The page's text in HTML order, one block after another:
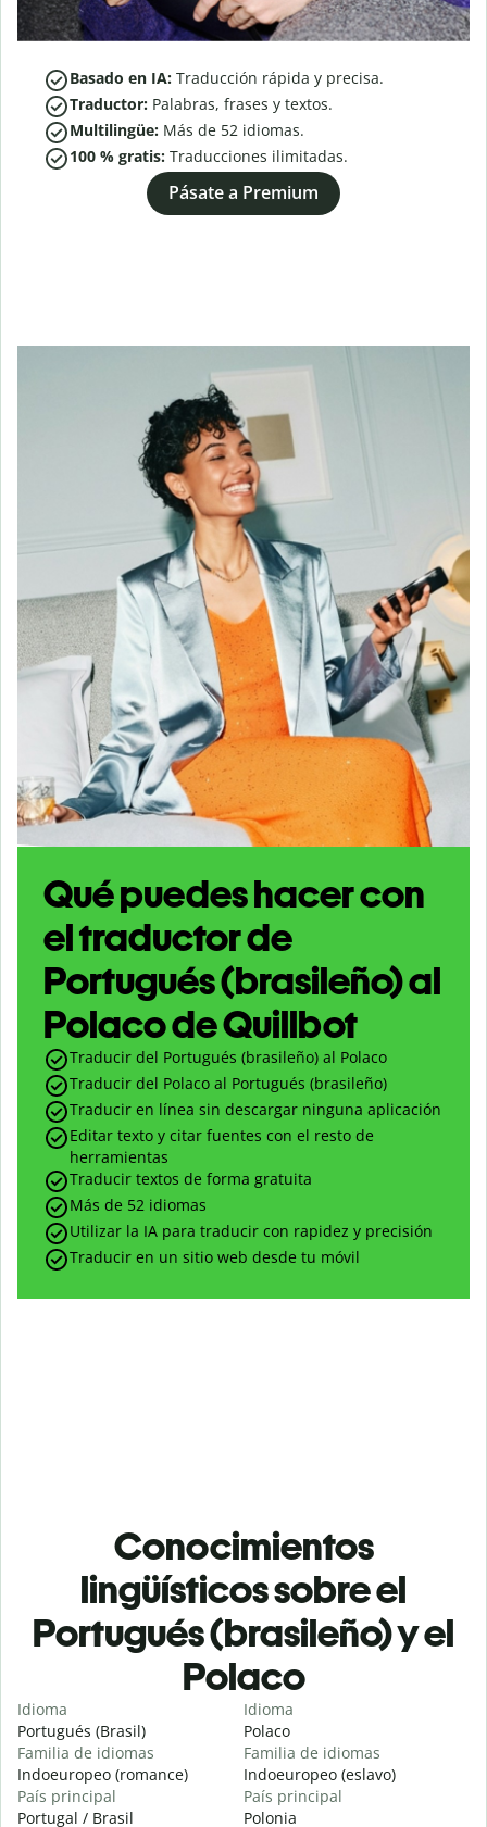
Basado en IA: Traducción rápida y precisa.
Traductor: Palabras, frases y textos.
Multilingüe: Más de 52 idiomas.
100 % gratis: Traducciones ilimitadas.
Pásate a Premium
Qué puedes hacer con
el traductor de
Portugués (brasileño) al
Polaco de Quillbot
Traducir del Portugués (brasileño) al Polaco
Traducir del Polaco al Portugués (brasileño)
Traducir en línea sin descargar ninguna aplicación
Editar texto y citar fuentes con el resto de
herramientas
Traducir textos de forma gratuita
Más de 52 idiomas
Utilizar la IA para traducir con rapidez y precisión
Traducir en un sitio web desde tu móvil
Conocimientos
lingüísticos sobre el
Portugués (brasileño) y el
Polaco
Idioma
Portugués (Brasil)
Familia de idiomas
Indoeuropeo (romance)
País principal
Portugal / Brasil
Idioma
Polaco
Familia de idiomas
Indoeuropeo (eslavo)
País principal
Polonia